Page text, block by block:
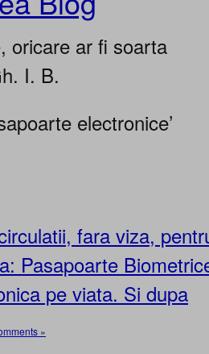
oricare ar fi soarta
I. B.
electronice’
fara viza,
Pasapoarte
pe viata. Si dupa
»